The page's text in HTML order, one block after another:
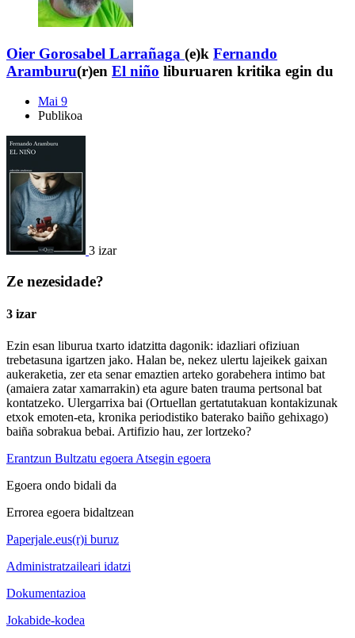
Oier Gorosabel Larrañaga (e)k Fernando
Aramburu(r)en El niño liburuaren kritika egin du
Mai 9
Publikoa
3 izar
Ze nezesidade?
3 izar
Ezin esan liburua txarto idatzitta dagonik: idazliari ofiziuan
trebetasuna igartzen jako. Halan be, nekez ulertu lajeikek gaixan
aukeraketia, zer eta senar emaztien arteko gorabehera intimo bat
(amaiera zatar xamarrakin) eta agure baten trauma pertsonal bat
kontatzeko. Ulergarrixa bai (Ortuellan gertatutakuan kontakizunak
etxok emoten-eta, kronika periodistiko baterako baiño gehixago)
baiña sobrakua bebai. Artifizio hau, zer lortzeko?
Erantzun Bultzatu egoera Atsegin egoera
Egoera ondo bidali da
Errorea egoera bidaltzean
Paperjale.eus(r)i buruz
Administratzaileari idatzi
Dokumentazioa
Jokabide-kodea